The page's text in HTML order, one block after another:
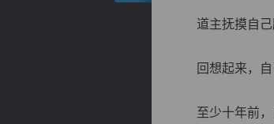
道主抚摸自己脸
回想起来，自
至少十年前，